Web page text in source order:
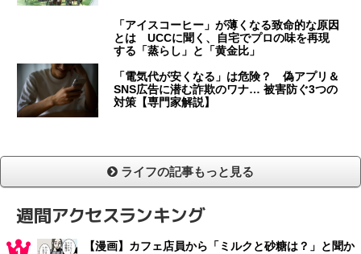
「アイスコーヒー」が薄くなる致命的な原因
とは UCCに聞く、自宅でプロの味を再現
する「蒸らし」と「黄金比」
「電気代が安くなる」は危険？ 偽アプリ＆
SNS広告に潜む詐欺のワナ… 被害防ぐ3つの
対策【専門家解説】
ライフの記事もっと見る
週間アクセスランキング
【漫画】カフェ店員から「ミルクと砂糖は？」と聞か